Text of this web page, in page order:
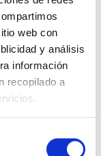
web con
y análisis
información
recopilado a